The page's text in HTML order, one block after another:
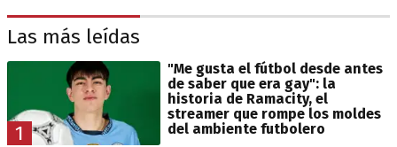
Las más leídas
1
"Me gusta el fútbol desde antes
de saber que era gay": la
historia de Ramacity, el
streamer que rompe los moldes
del ambiente futbolero